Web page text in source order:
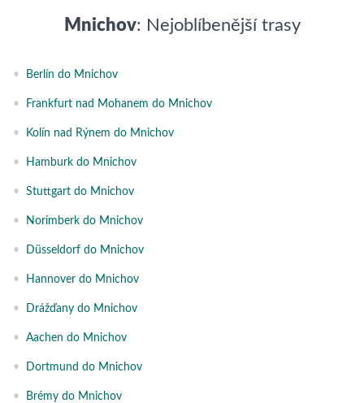
Mnichov: Nejoblíbenější trasy
• Berlín do Mnichov
• Frankfurt nad Mohanem do Mnichov
• Kolín nad Rýnem do Mnichov
• Hamburk do Mnichov
• Stuttgart do Mnichov
• Norimberk do Mnichov
• Düsseldorf do Mnichov
• Hannover do Mnichov
• Drážďany do Mnichov
• Aachen do Mnichov
• Dortmund do Mnichov
• Brémy do Mnichov